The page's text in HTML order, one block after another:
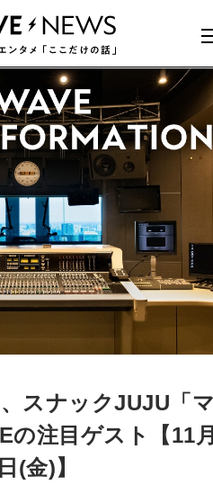
スナックJUJU「
の注目ゲスト【11
(金)】